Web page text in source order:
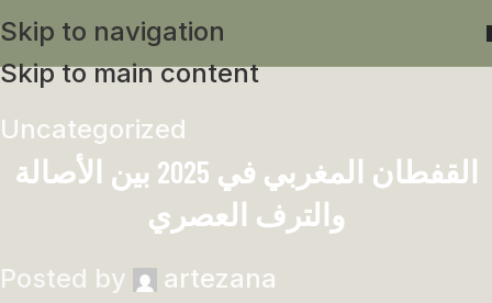
Skip to navigation
Skip to main content
Uncategorized
القفطان المغربي في 2025 بين الأصالة
والترف العصري
Posted by
artezana